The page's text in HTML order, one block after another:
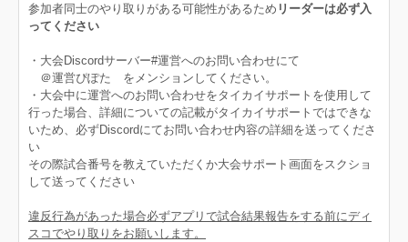
参加者同士のやり取りがある可能性があるため リーダーは必ず入
ってください
・大会Discordサーバー#運営へのお問い合わせにて
＠運営ぴぽた をメンションしてください。
・大会中に運営へのお問い合わせをタイカイサポートを使用して
行った場合、詳細についての記載がタイカイサポートではできな
いため、必ずDiscordにてお問い合わせ内容の詳細を送ってくださ
い
その際試合番号を教えていただくか大会サポート画面をスクショ
して送ってください
違反行為があった場合必ずアプリで試合結果報告をする前にディ
スコでやり取りをお願いします。